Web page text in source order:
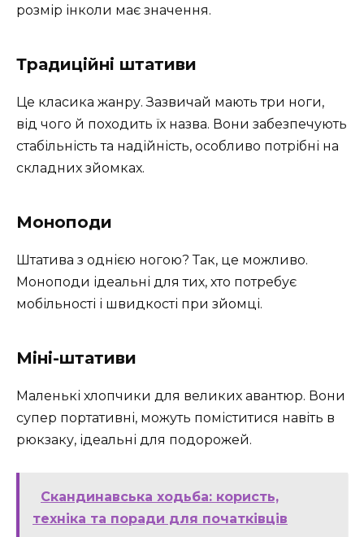
розмір інколи має значення.
Традиційні штативи
Це класика жанру. Зазвичай мають три ноги,
від чого й походить їх назва. Вони забезпечують
стабільність та надійність, особливо потрібні на
складних зйомках.
Моноподи
Штатива з однією ногою? Так, це можливо.
Моноподи ідеальні для тих, хто потребує
мобільності і швидкості при зйомці.
Міні-штативи
Маленькі хлопчики для великих авантюр. Вони
супер портативні, можуть поміститися навіть в
рюкзаку, ідеальні для подорожей.
Скандинавська ходьба: користь,
техніка та поради для початківців